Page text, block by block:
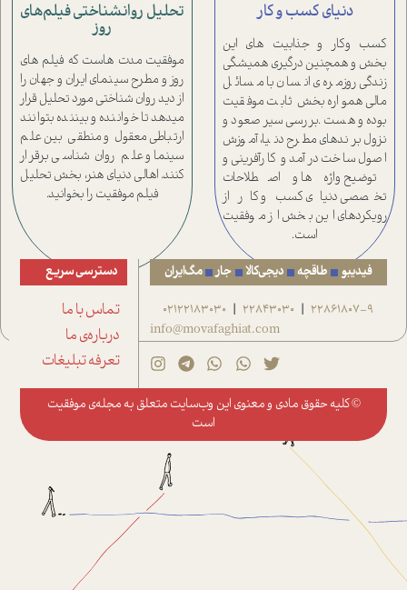
دنیای کسب‌ و‌ کار
کسب وکار و جذابیت های این
بخش و همچنین درگیری همیشگی
زندگی روزمره ی انسان با مسائل
مالی همواره بخش ثابت موفقیت
بوده و هست .بررسی سیر صعود و
نزول برندهای مطرح دنیا، آموزش
اصول ساخت درآمد و کارآفرینی و
توضیح واژه ها و اصطلاحات
تخصصی دنیای کسب و کار از
رویکردهای این بخش از موفقیت
است.
تحلیل روانشناختی فیلم‌های
روز
موفقیت مدت هاست که فیلم های
روز و مطرح سینمای ایران و جهان را
از دید روان شناختی مورد تحلیل قرار
میدهد تا خواننده و بیننده بتوانند
ارتباطی معقول و منطقی بین علم
سینما و علم روان شناسی برقرار
کنند. اهالی دنیای هنر، بخش تحليل
فيلم موفقیت را بخوانید.
فیدیبو طاقچه دیجی‌کالا جار مگ‌ایران
22861807-9
|
22843030
|
02122183030
info@movafaghiat.com
دسترسی سریع
تماس با ما
درباره‌ی ما
تعرفه تبلیغات
© کلیه حقوق مادی و معنوی این وب‌سایت متعلق به مجله‌ی موفقیت
است